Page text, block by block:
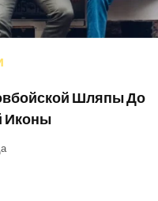
Шляпы До
Иконы